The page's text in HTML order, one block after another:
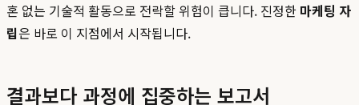
혼 없는 기술적 활동으로 전락할 위험이 큽니다. 진정한 마케팅 자
립은 바로 이 지점에서 시작됩니다.
결과보다 과정에 집중하는 보고서